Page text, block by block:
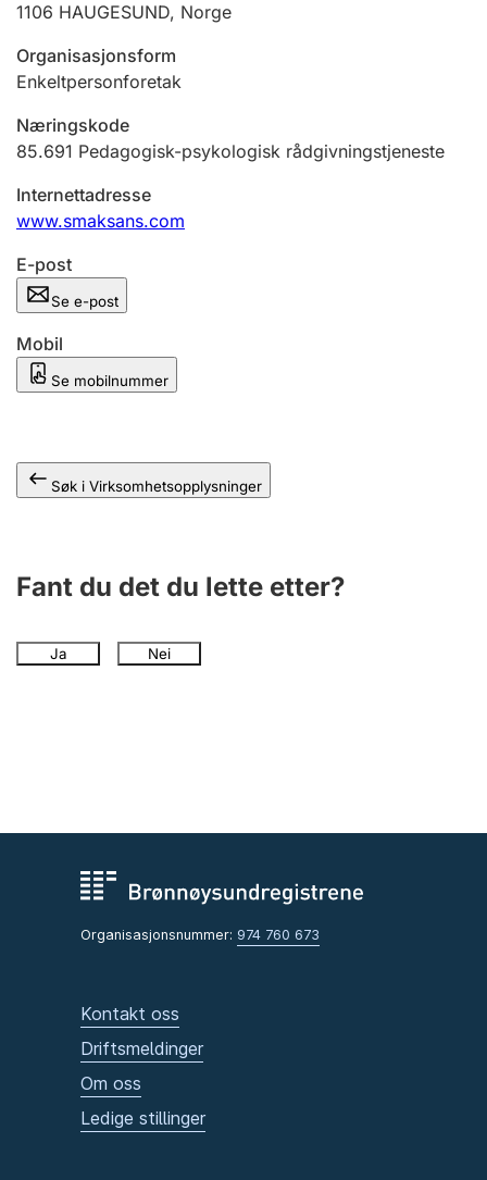
Ektepaktveileder
Offentlig sektor
Andre tema
1106 HAUGESUND, Norge
Organisasjonsform
Enkeltpersonforetak
Næringskode
85.691 Pedagogisk-psykologisk rådgivningstjeneste
Internettadresse
www.smaksans.com
E-post
Se e-post
Mobil
Se mobilnummer
Søk i Virksomhetsopplysninger
Fant du det du lette etter?
Ja Nei
Organisasjonsnummer: 974 760 673
Kontakt oss
Driftsmeldinger
Om oss
Ledige stillinger